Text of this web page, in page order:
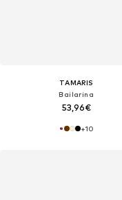
TAMARIS
Bailarina
53,96€
+10